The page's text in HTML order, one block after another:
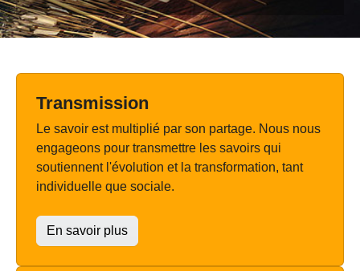
Transmission
Le savoir est multiplié par son partage. Nous nous
engageons pour transmettre les savoirs qui
soutiennent l'évolution et la transformation, tant
individuelle que sociale.
En savoir plus